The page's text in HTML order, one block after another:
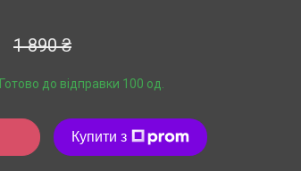
1 890 ₴
Готово до відправки 100 од.
Купити з